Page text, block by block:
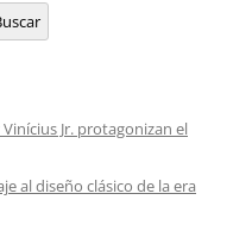
Jr. protagonizan el
al diseño clásico de la era